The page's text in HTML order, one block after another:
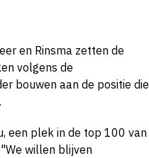
en Rinsma zetten de
volgens de
bouwen aan de positie die
een plek in de top 100 van
willen blijven